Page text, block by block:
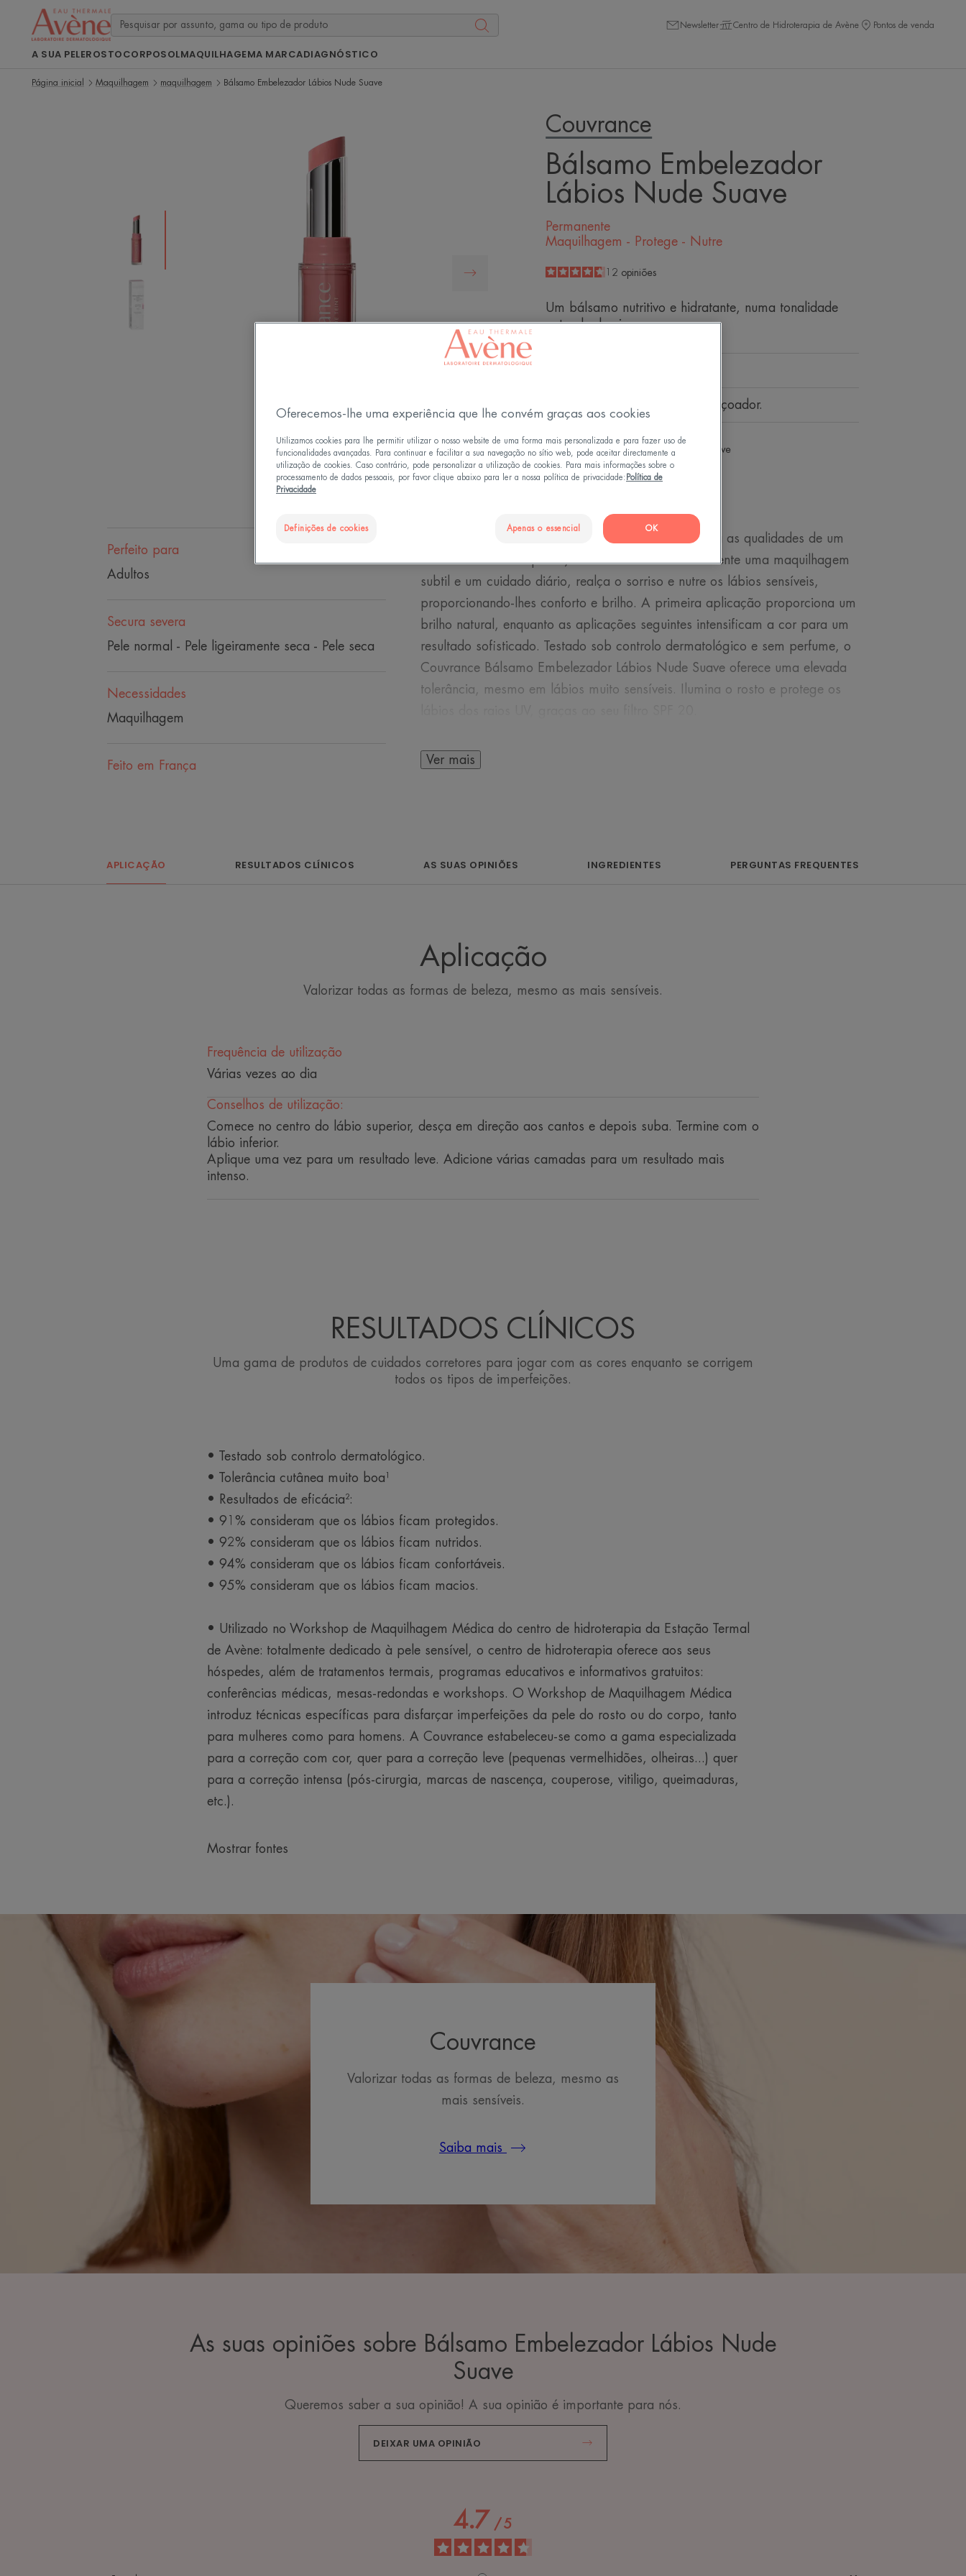
Newsletter Centro de Hidroterapia de Avène Pontos de venda
A SUA PELEROSTOCORPOSOLMAQUILHAGEMA MARCADIAGNÓSTICO
Página inicial Maquilhagem maquilhagem Bálsamo Embelezador Lábios Nude Suave
Couvrance
Bálsamo Embelezador
Lábios Nude Suave
Permanente
Maquilhagem - Protege - Nutre
4.7
/512 opiniões
Um bálsamo nutritivo e hidratante, numa tonalidade
natural e luminosa.
Nutrição, proteção UV, aperfeiçoador.
Nude Radiant Red
Rosa suave
Stick
Stick
3gr
Perfeito para
Adultos
Secura severa
Pele normal - Pele ligeiramente seca - Pele seca
Necessidades
Maquilhagem
Feito em França
Este cuidado nutritivo com cobertura natural combina as qualidades de um
bálsamo e de um aperfeiçoador labial. Simultaneamente uma maquilhagem
subtil e um cuidado diário, realça o sorriso e nutre os lábios sensíveis,
proporcionando-lhes conforto e brilho. A primeira aplicação proporciona um
brilho natural, enquanto as aplicações seguintes intensificam a cor para um
resultado sofisticado. Testado sob controlo dermatológico e sem perfume, o
Couvrance Bálsamo Embelezador Lábios Nude Suave oferece uma elevada
tolerância, mesmo em lábios muito sensíveis. Ilumina o rosto e protege os
contra os raios UV, graças ao seu filtro SPF 20. Realça o sorriso de forma
natural, ilumina o rosto e proporciona conforto diário aos lábios sensíveis.
• PROTEÇÃO contra o sol. Tal como o rosto, os lábios estão expostos aos
raios UV, mesmo quando o céu está encoberto. O filtro SPF 20 integrado
protege-os diariamente.
Benefícios da textura
Aroma do produto
Sem perfume.
Ver mais
APLICAÇÃO RESULTADOS CLÍNICOS AS SUAS OPINIÕES INGREDIENTES PERGUNTAS FREQUENTES
Aplicação
Valorizar todas as formas de beleza, mesmo as mais sensíveis.
Frequência de utilização
Várias vezes ao dia
Conselhos de utilização:
Comece no centro do lábio superior, desça em direção aos cantos e depois suba. Termine com o
lábio inferior.
Aplique uma vez para um resultado leve. Adicione várias camadas para um resultado mais
intenso.
RESULTADOS CLÍNICOS
Uma gama de produtos de cuidados corretores para jogar com as cores enquanto se corrigem
todos os tipos de imperfeições.
• Testado sob controlo dermatológico.
• Tolerância cutânea muito boa¹
• Resultados de eficácia²:
• 91% consideram que os lábios ficam protegidos.
• 92% consideram que os lábios ficam nutridos.
• 94% consideram que os lábios ficam confortáveis.
• 95% consideram que os lábios ficam macios.
• Utilizado no Workshop de Maquilhagem Médica do centro de hidroterapia da Estação Termal
de Avène: totalmente dedicado à pele sensível, o centro de hidroterapia oferece aos seus
hóspedes, além de tratamentos termais, programas educativos e informativos gratuitos:
conferências médicas, mesas-redondas e workshops. O Workshop de Maquilhagem Médica
introduz técnicas específicas para disfarçar imperfeições da pele do rosto ou do corpo, tanto
para mulheres como para homens. A Couvrance estabeleceu-se como a gama especializada
para a correção com cor, quer para a correção leve (pequenas vermelhidões, olheiras...) quer
para a correção intensa (pós-cirurgia, marcas de nascença, couperose, vitiligo, queimaduras,
etc.).
Mostrar fontes
Couvrance
Valorizar todas as formas de beleza, mesmo as
mais sensíveis.
Saiba mais
As suas opiniões sobre Bálsamo Embelezador Lábios Nude
Suave
Queremos saber a sua opinião! A sua opinião é importante para nós.
DEIXAR UMA OPINIÃO
4.7 / 5
Oferecemos-lhe uma experiência que lhe convém graças aos cookies
Utilizamos cookies para lhe permitir utilizar o nosso website de uma forma mais personalizada e para fazer uso de
funcionalidades avançadas. Para continuar e facilitar a sua navegação no sítio web, pode aceitar directamente a
utilização de cookies. Caso contrário, pode personalizar a utilização de cookies. Para mais informações sobre o
processamento de dados pessoais, por favor clique abaixo para ler a nossa política de privacidade: Política de
Privacidade
Definições de cookies Apenas o essencial OK